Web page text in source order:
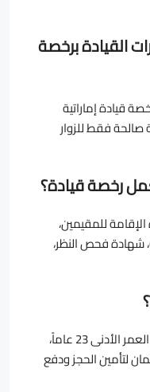
القيادة برخصة
قيادة إماراتية
صالحة فقط للزوار
رخصة قيادة؟
للمقيمين،
شهادة فحص النظر،
لاستئجار سيارة في دبي يجب أن يكون العمر الأدنى 23 عاماً،
لتأمين الحجز ودفع